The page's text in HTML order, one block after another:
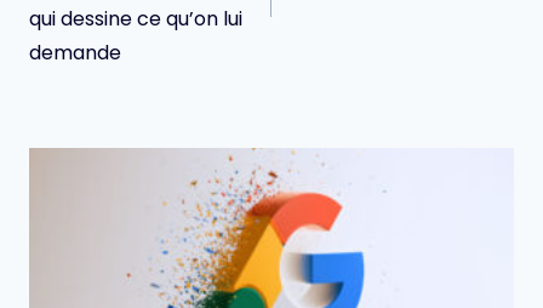
qui dessine ce qu’on lui
demande